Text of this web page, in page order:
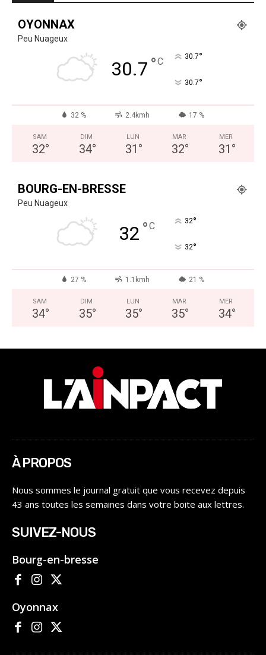
OYONNAX
Peu Nuageux
30.7 °C 30.7°
30.7°
32 % 2.4kmh 17 %
SAM
32°
DIM
34°
LUN
31 °
MAR
32°
MER
31 °
BOURG-EN-BRESSE
Peu Nuageux
32 °C 32°
32°
27 % 1.1kmh 21 %
SAM
34°
DIM
35°
LUN
35°
MAR
35°
MER
34°
À PROPOS
Nous sommes le journal gratuit que vous recevez depuis
43 ans toutes les semaines dans votre boite aux lettres.
SUIVEZ-NOUS
Bourg-en-bresse
Oyonnax